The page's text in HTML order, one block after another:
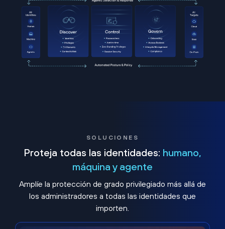
SOLUCIONES
Proteja todas las identidades: humano,
máquina y agente
Amplíe la protección de grado privilegiado más allá de
los administradores a todas las identidades que
importen.